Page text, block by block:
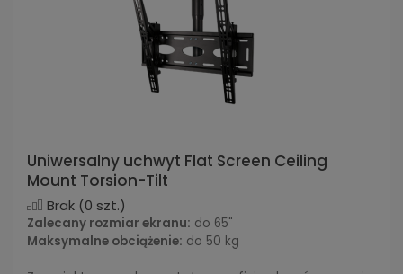
Uniwersalny uchwyt Flat Screen Ceiling
Mount Torsion-Tilt
Brak (0 szt.)
Zalecany rozmiar ekranu: do 65"
Maksymalne obciążenie: do 50 kg